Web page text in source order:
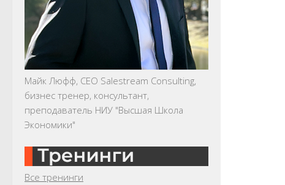
Майк Люфф, CEO Salestream Consulting,
бизнес тренер, консультант,
преподаватель НИУ "Высшая Школа
Экономики"
Все тренинги